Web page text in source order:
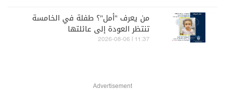
من يعرف "أمل"؟ طفلة في الخامسة
تنتظر العودة إلى عائلتها
11:37 | 2026-08-06
Advertisement